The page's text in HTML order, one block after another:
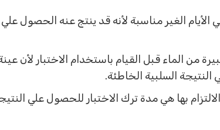
الأيام الغير مناسبة لأنه قد ينتج عنه
من الماء قبل القيام باستخدام الاختبار لأن
السلبية الخاطئة.
بها هي مدة ترك الاختبار للحصول علي